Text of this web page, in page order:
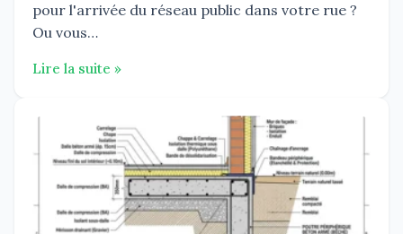
pour l'arrivée du réseau public dans votre rue ?
Ou vous…
Lire la suite »